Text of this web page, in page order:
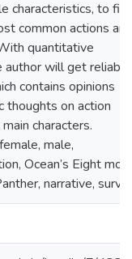
characteristics, to
common actions and
quantitative
will get reliable
contains opinions
thoughts on action
characters.
male,
Ocean’s Eight
narrative,